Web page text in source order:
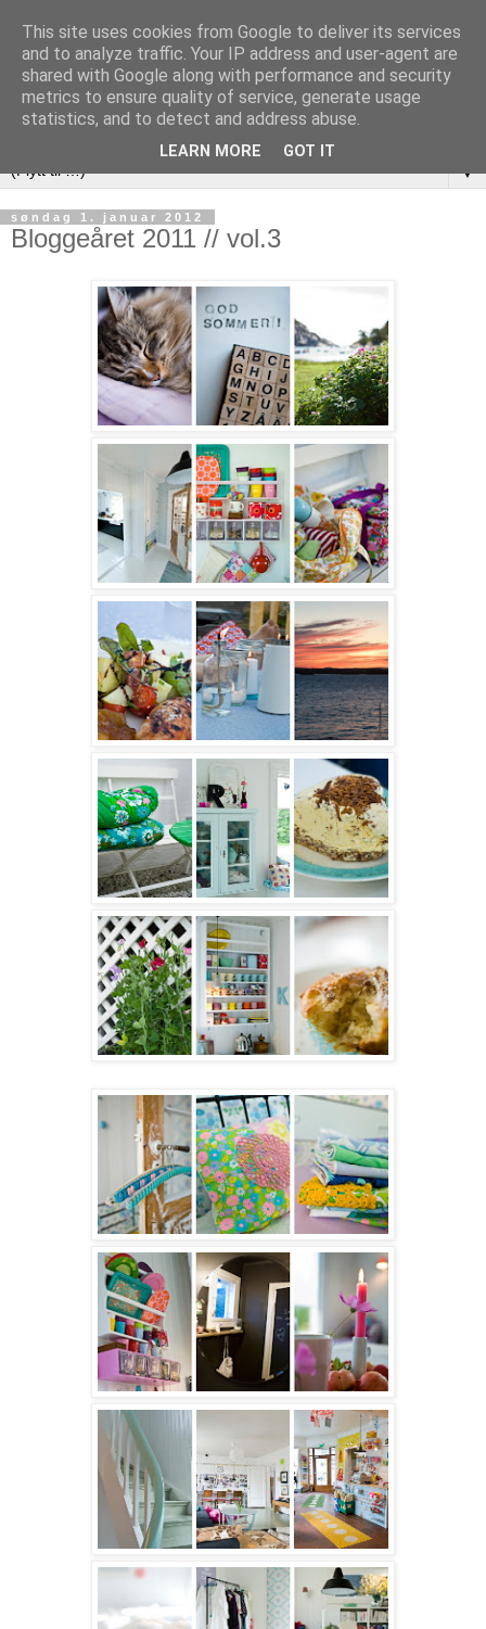
▼
søndag 1. januar 2012
Bloggeåret 2011 // vol.3
This site uses cookies from Google to deliver its services
and to analyze traffic. Your IP address and user-agent are
shared with Google along with performance and security
metrics to ensure quality of service, generate usage
statistics, and to detect and address abuse.
LEARN MORE GOT IT